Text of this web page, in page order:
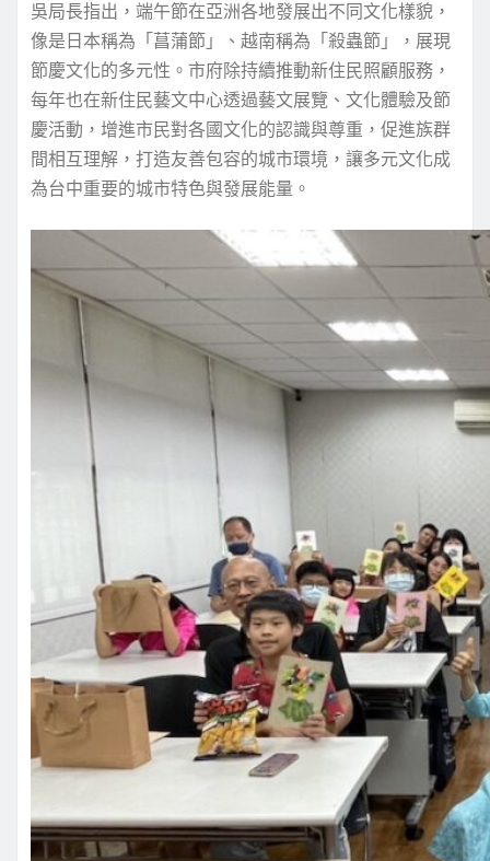
吳局長指出，端午節在亞洲各地發展出不同文化樣貌，
像是日本稱為「菖蒲節」、越南稱為「殺蟲節」，展現
節慶文化的多元性。市府除持續推動新住民照顧服務，
每年也在新住民藝文中心透過藝文展覽、文化體驗及節
慶活動，增進市民對各國文化的認識與尊重，促進族群
間相互理解，打造友善包容的城市環境，讓多元文化成
為台中重要的城市特色與發展能量。